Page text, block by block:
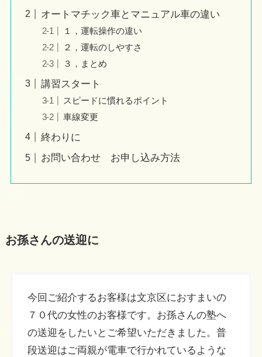
オートマチック車とマニュアル車の違い
１，運転操作の違い
２，運転のしやすさ
３，まとめ
講習スタート
スピードに慣れるポイント
車線変更
終わりに
お問い合わせ お申し込み方法
お孫さんの送迎に
今回ご紹介するお客様は文京区におすまいの
７０代の女性のお客様です。お孫さんの塾へ
の送迎をしたいとご希望いただきました。普
段送迎はご両親が電車で行かれているような